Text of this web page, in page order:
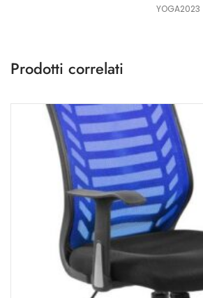
YOGA2023
Prodotti correlati